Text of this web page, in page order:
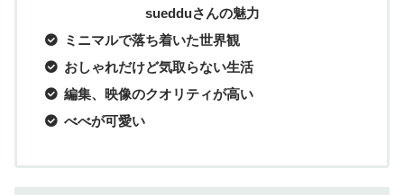
suedduさんの魅力
ミニマルで落ち着いた世界観
おしゃれだけど気取らない生活
編集、映像のクオリティが高い
べべが可愛い